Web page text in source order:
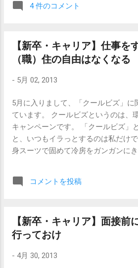
でなく、採用担当者だって本当はち
ではありません。 上位と下位、それ
する人たちをピックアップするのに
い」人ですね。しかし、超優秀な人
人を足切りするだけになります。
80％の「普通の人々」 私も含め、多
「普通の人」です。学生の場合も同
もあり、コミュニケーション能力も
るような人であれば、話をするだけ
の人間は、コミュニケーション能力
が欲しい 採用担当者としては、「説
い」というよりは「理由がないと選
りに得意なこともあるし、ダメなと
4 件のコメント
【新卒・キャリア】仕事を
（職）住の自由はなくなる
- 5月 02, 2013
5月に入りまして、「クールビズ」に
ています。 クールビズというのは、
キャンペーンです。 「クールビズ」
と、いつもイラっとするのは私だけ
身スーツで固めて冷房をガンガンに
めに室内の冷房温度は28℃に設定し
全く合理的。 2、「だから、スーツ
れです。 「エアコンは28℃設定！以
ば、自分で好きな格好するわい、と
知しなくてはならないくらい、サラ
コメントを投稿
【新卒・キャリア】面接前
行っておけ
- 4月 30, 2013